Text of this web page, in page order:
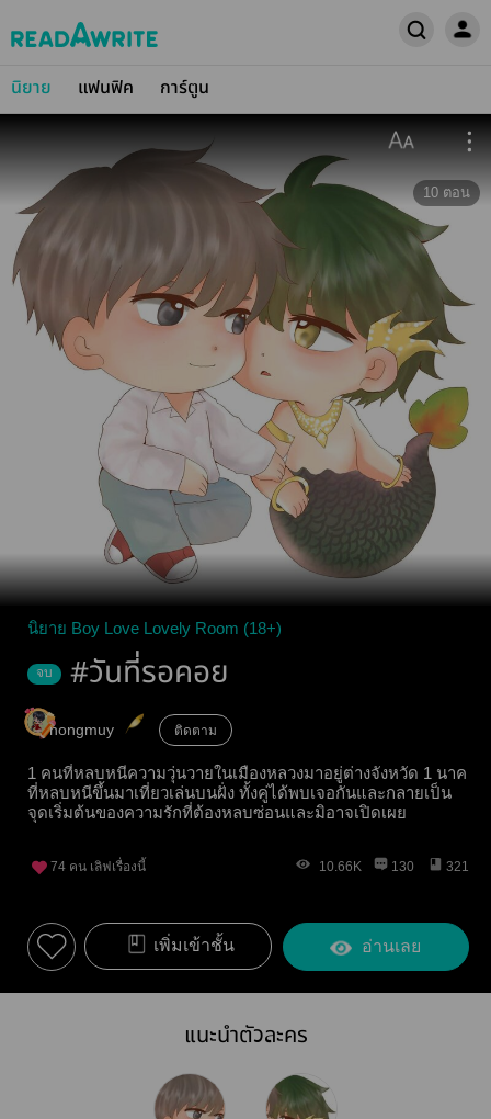
นิยาย แฟนฟิค การ์ตูน
10 ตอน
นิยาย Boy Love Lovely Room (18+)
จบ #วันที่รอคอย
nongmuy ติดตาม
1 คนที่หลบหนีความวุ่นวายในเมืองหลวงมาอยู่ต่างจังหวัด 1 นาค
ที่หลบหนีขึ้นมาเที่ยวเล่นบนฝั่ง ทั้งคู่ได้พบเจอกันและกลายเป็น
จุดเริ่มต้นของความรักที่ต้องหลบซ่อนและมิอาจเปิดเผย
74 คน เลิฟเรื่องนี้ 10.66K 130 321
เพิ่มเข้าชั้น อ่านเลย
แนะนำตัวละคร